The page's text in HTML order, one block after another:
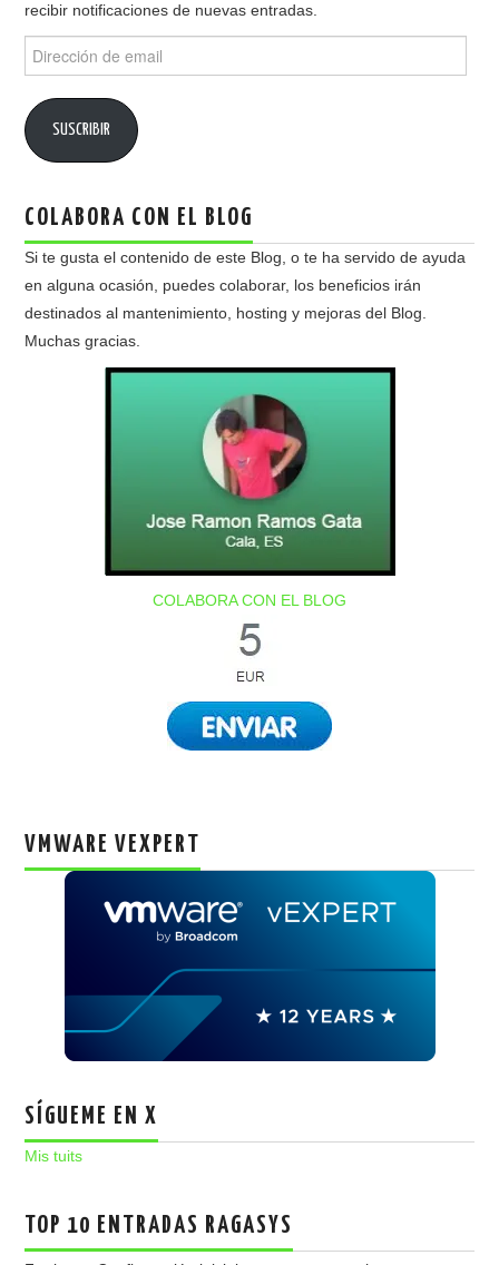
recibir notificaciones de nuevas entradas.
Dirección
de
SUSCRIBIR
COLABORA CON EL BLOG
Si te gusta el contenido de este Blog, o te ha servido de ayuda
en alguna ocasión, puedes colaborar, los beneficios irán
destinados al mantenimiento, hosting y mejoras del Blog.
Muchas gracias.
COLABORA CON EL BLOG
VMWARE VEXPERT
SÍGUEME EN X
Mis tuits
TOP 10 ENTRADAS RAGASYS